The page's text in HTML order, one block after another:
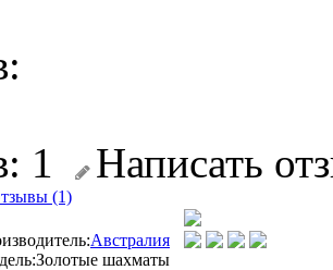
1 Написать
(1)
Австралия
Золотые шахматы